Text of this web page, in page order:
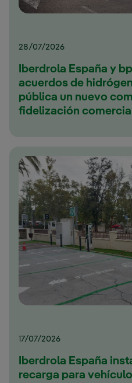
28/07/2026
Iberdrola España y
acuerdos de
pública un nuevo
fidelización
17/07/2026
Iberdrola España
recarga para